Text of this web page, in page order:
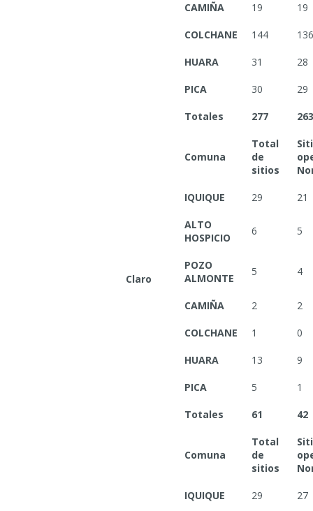
CAMIÑA 19 19
COLCHANE 144 136
HUARA 31 28
PICA 30 29
Totales 277 263
Claro
Comuna
Total
de
sitios
IQUIQUE 29 21
ALTO
HOSPICIO
6 5
POZO
ALMONTE
5 4
CAMIÑA 2 2
COLCHANE 1 0
HUARA 13 9
PICA 5 1
Totales 61 42
Comuna
Total
de
sitios
IQUIQUE 29 27